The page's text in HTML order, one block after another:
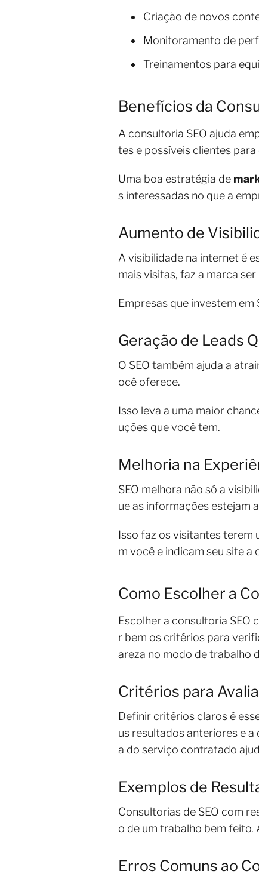
Criação de novos
Monitoramento de
Treinamentos para
Benefícios da
A consultoria SEO ajuda
tes e possíveis clientes para
Uma boa estratégia de
s interessadas no que a
Aumento de
A visibilidade na internet é
mais visitas, faz a marca
Empresas que investem
Geração de Leads
O SEO também ajuda a
ocê oferece.
Isso leva a uma maior
uções que você tem.
Melhoria na
SEO melhora não só a
ue as informações estejam
Isso faz os visitantes terem
m você e indicam seu site a
Como Escolher a
Escolher a consultoria
r bem os critérios para
areza no modo de trabalho
Critérios para
Definir critérios claros é
us resultados anteriores e
a do serviço contratado
Exemplos de
Consultorias de SEO com
o de um trabalho bem feito.
Erros Comuns ao